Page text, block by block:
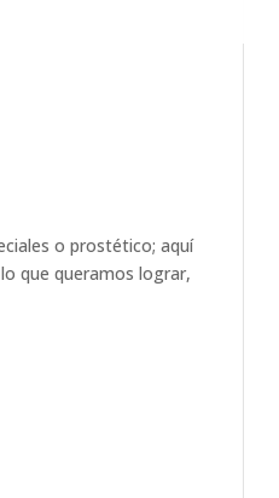
o prostético; aquí
que queramos lograr,